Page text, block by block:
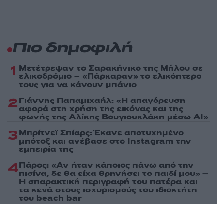
Πιο δημοφιλή
1 Μετέτρεψαν το Σαρακήνικο της Μήλου σε
ελικοδρόμιο – «Πάρκαραν» το ελικόπτερο
τους για να κάνουν μπάνιο
2Γιάννης Παπαμιχαήλ: «Η απαγόρευση
αφορά στη χρήση της εικόνας και της
φωνής της Αλίκης Βουγιουκλάκη μέσω AI»
3Μπρίτνεϊ Σπίαρς: Έκανε αποτυχημένο
μπότοξ και ανέβασε στο Instagram την
εμπειρία της
4Πάρος: «Αν ήταν κάποιος πάνω από την
πισίνα, δε θα είχα θρηνήσει το παιδί μου» –
Η σπαρακτική περιγραφή του πατέρα και
τα κενά στους ισχυρισμούς του ιδιοκτήτη
του beach bar